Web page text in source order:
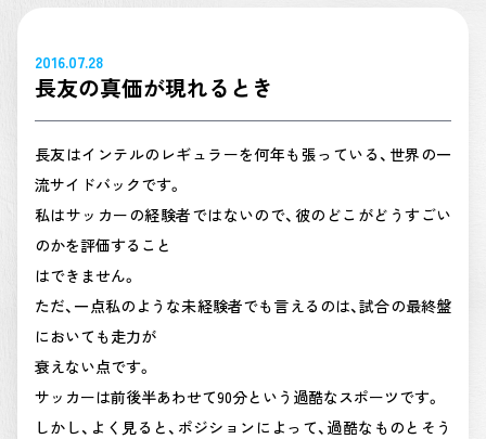
2016.07.28
長友の真価が現れるとき
長友はインテルのレギュラーを何年も張っている、世界の一
流サイドバックです。
私はサッカーの経験者ではないので、彼のどこがどうすごい
のかを評価すること
はできません。
ただ、一点私のような未経験者でも言えるのは、試合の最終盤
においても走力が
衰えない点です。
サッカーは前後半あわせて90分という過酷なスポーツです。
しかし、よく見ると、ポジションによって、過酷なものとそう